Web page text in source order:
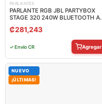
PARLANTES
PARLANTE RGB JBL PARTYBOX
STAGE 320 240W BLUETOOTH A
PRUEBA DE SALPICADURAS
JBLPBSTAGE320AM
₡281,243
✓ Envío CR Agregar
NUEVO
¡ÚLTIMAS!